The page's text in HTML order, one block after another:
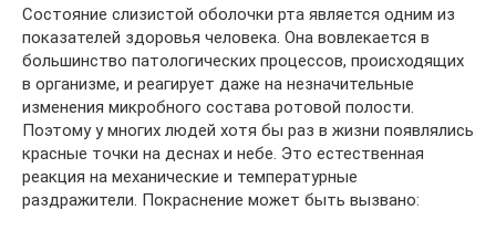
Состояние слизистой оболочки рта является одним из
показателей здоровья человека. Она вовлекается в
большинство патологических процессов, происходящих
в организме, и реагирует даже на незначительные
изменения микробного состава ротовой полости.
Поэтому у многих людей хотя бы раз в жизни появлялись
красные точки на деснах и небе. Это естественная
реакция на механические и температурные
раздражители. Покраснение может быть вызвано: